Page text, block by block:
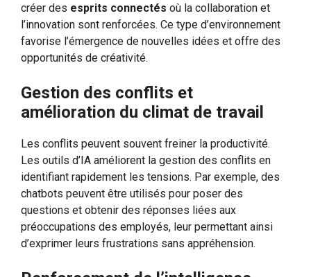
créer des esprits connectés où la collaboration et
l’innovation sont renforcées. Ce type d’environnement
favorise l’émergence de nouvelles idées et offre des
opportunités de créativité.
Gestion des conflits et
amélioration du climat de travail
Les conflits peuvent souvent freiner la productivité.
Les outils d’IA améliorent la gestion des conflits en
identifiant rapidement les tensions. Par exemple, des
chatbots peuvent être utilisés pour poser des
questions et obtenir des réponses liées aux
préoccupations des employés, leur permettant ainsi
d’exprimer leurs frustrations sans appréhension.